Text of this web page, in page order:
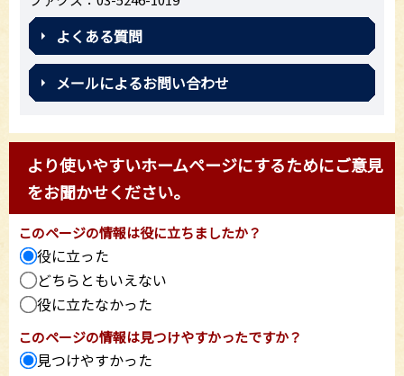
よくある質問
メールによるお問い合わせ
より使いやすいホームページにするためにご意見
をお聞かせください。
このページの情報は役に立ちましたか？
役に立った
どちらともいえない
役に立たなかった
このページの情報は見つけやすかったですか？
見つけやすかった